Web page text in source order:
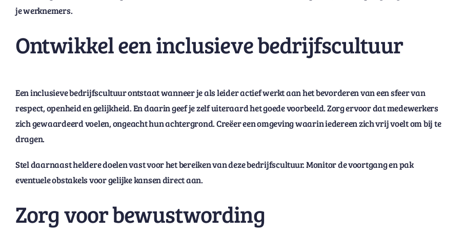
je werknemers.
Ontwikkel een inclusieve bedrijfscultuur
Een inclusieve bedrijfscultuur ontstaat wanneer je als leider actief werkt aan het bevorderen van een sfeer van
respect, openheid en gelijkheid. En daarin geef je zelf uiteraard het goede voorbeeld. Zorg ervoor dat medewerkers
zich gewaardeerd voelen, ongeacht hun achtergrond. Creëer een omgeving waarin iedereen zich vrij voelt om bij te
dragen.
Stel daarnaast heldere doelen vast voor het bereiken van deze bedrijfscultuur. Monitor de voortgang en pak
eventuele obstakels voor gelijke kansen direct aan.
Zorg voor bewustwording